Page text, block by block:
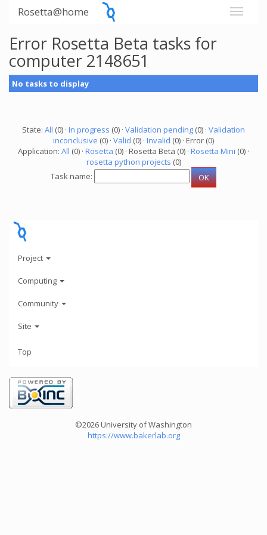
Rosetta@home
Error Rosetta Beta tasks for
computer 2148651
No tasks to display
State: All (0) · In progress (0) · Validation pending (0) · Validation
inconclusive (0) · Valid (0) · Invalid (0) · Error (0)
Application: All (0) · Rosetta (0) · Rosetta Beta (0) · Rosetta Mini (0) ·
rosetta python projects (0)
Task name:
Project
Computing
Community
Site
Top
©2026 University of Washington
https://www.bakerlab.org